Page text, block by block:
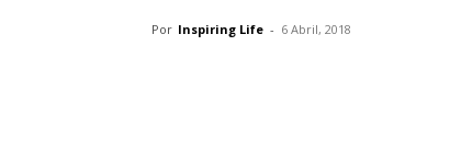
Por Inspiring Life - 6 Abril, 2018